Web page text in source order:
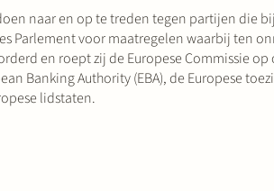
naar en op te treden tegen partijen die
Parlement voor maatregelen waarbij ten
en roept zij de Europese Commissie
Banking Authority (EBA), de Europese
lidstaten.